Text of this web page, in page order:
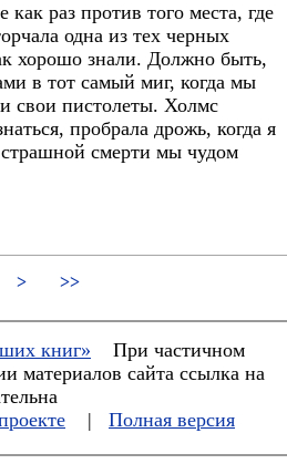
как раз против того места, где
одна из тех черных
хорошо знали. Должно быть,
в тот самый миг, когда мы
свои пистолеты. Холмс
пробрала дрожь, когда я
страшной смерти мы чудом
> >>
книг»
При частичном
материалов сайта ссылка на
| Полная версия